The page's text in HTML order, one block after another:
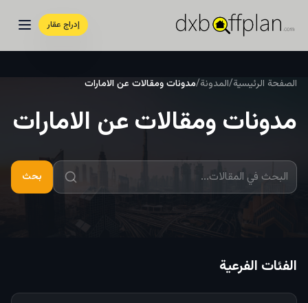
إدراج عقار
الصفحة الرئيسية/المدونة/مدونات ومقالات عن الامارات
مدونات ومقالات عن الامارات
بحث
الفئات الفرعية